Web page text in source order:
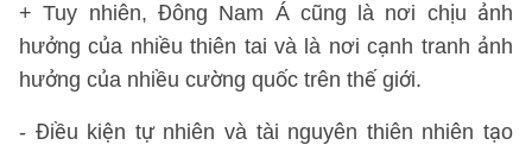
+ Tuy nhiên, Đông Nam Á cũng là nơi chịu ảnh
hưởng của nhiều thiên tai và là nơi cạnh tranh ảnh
hưởng của nhiều cường quốc trên thế giới.
- Điều kiện tự nhiên và tài nguyên thiên nhiên tạo